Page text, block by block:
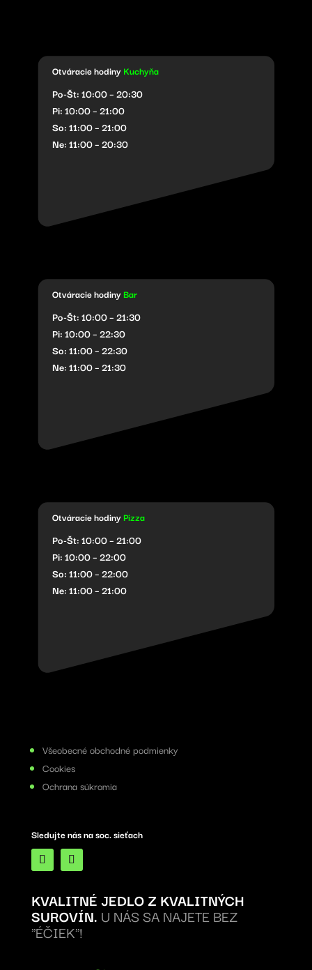
Otváracie hodiny Kuchyňa
Po-Št: 10:00 – 20:30
Pi: 10:00 – 21:00
So: 11:00 – 21:00
Ne: 11:00 – 20:30
Otváracie hodinyBar
Po-Št: 10:00 – 21:30
Pi: 10:00 – 22:30
So: 11:00 – 22:30
Ne: 11:00 – 21:30
Otváracie hodinyPizza
Po-Št: 10:00 – 21:00
Pi: 10:00 – 22:00
So: 11:00 – 22:00
Ne: 11:00 – 21:00
Všeobecné obchodné podmienky
Cookies
Ochrana súkromia
Sledujte nás na soc. sieťach
KVALITNÉ JEDLO Z KVALITNÝCH
SUROVÍN. U NÁS SA NAJETE BEZ
"ÉČIEK"!